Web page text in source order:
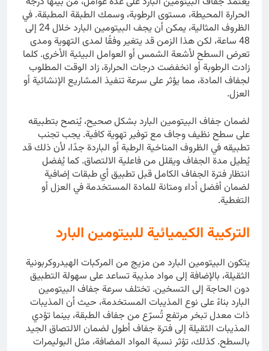
الحرارة المحيطة، مستوى الرطوبة، وسمك الطبقة المطبقة. في
الظروف المثالية، يمكن أن يجف البيتومين البارد خلال 24 إلى
48 ساعة، لكن هذا الزمن قد يتغير وفقًا لمدى التهوية ومدى
تعرض السطح لأشعة الشمس أو العوامل البيئية الأخرى. كلما
زادت الرطوبة أو انخفضت درجات الحرارة، زاد الوقت المطلوب
لجفاف المادة، مما يؤثر على سرعة تنفيذ المشاريع الإنشائية أو
العزل.
لضمان جفاف البيتومين البارد بشكل صحيح، يُنصح بتطبيقه
على سطح نظيف وجاف مع توفير تهوية كافية. يجب تجنب
تطبيقه في الظروف المناخية الرطبة أو الباردة جدًا، لأن ذلك قد
يُطيل مدة الجفاف ويقلل من فاعلية الالتصاق. كما يُفضل
انتظار فترة الجفاف الكامل قبل تطبيق أي طبقات إضافية
لضمان أفضل أداء ومتانة للمادة المستخدمة في العزل أو
التغطية.
التركيبة الكيميائية للبيتومين البارد
يتكون البيتومين البارد من مزيج من المركبات الهيدروكربونية
الثقيلة، بالإضافة إلى مواد مذيبة تساعد على سهولة التطبيق
دون الحاجة إلى التسخين. تختلف سرعة جفاف البيتومين
البارد بناءً على نوع المذيبات المستخدمة، حيث أن المذيبات
ذات معدل تبخر مرتفع تُسرّع من جفاف الطبقة، بينما تؤدي
المذيبات الثقيلة إلى فترة جفاف أطول لضمان الالتصاق الجيد
بالسطح. كذلك، تؤثر نسبة المواد المضافة، مثل البوليمرات